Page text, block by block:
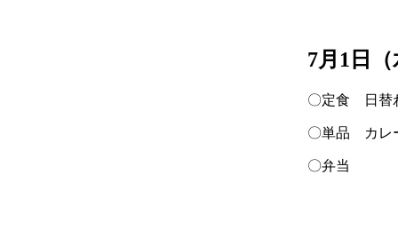
7月1日
〇定食 日
〇単品 カ
〇弁当